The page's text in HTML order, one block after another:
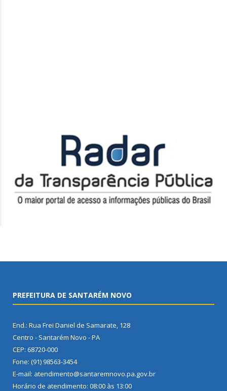
PREFEITURA DE SANTARÉM NOVO
End.: Rua Frei Daniel de Samarate, 128
Centro - Santarém Novo - PA
CEP: 68720-000
Fone: (91) 98563-3454
E-mail: atendimento@santaremnovo.pa.gov.br
Horário de atendimento: 08:00 às 13:00